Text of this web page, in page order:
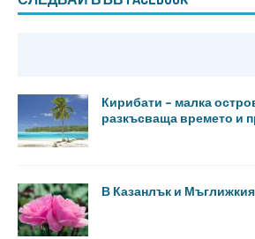
Кирибати – малка
разкъсваща времето и
В Казанлък и